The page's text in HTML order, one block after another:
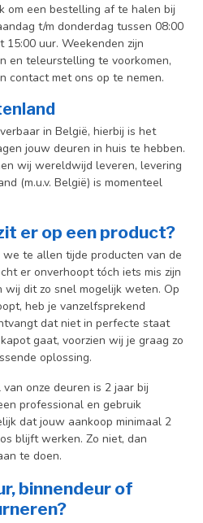
om een bestelling af te halen bij
t/m donderdag tussen 08:00
uur. Weekenden zijn
en teleurstelling te voorkomen,
contact met ons op te nemen.
in België, hierbij is het
jouw deuren in huis te hebben.
wij wereldwijd leveren, levering
(m.u.v. België) is momenteel
er op een product?
te allen tijde producten van de
er onverhoopt tóch iets mis zijn
dit zo snel mogelijk weten. Op
heb je vanzelfsprekend
dat niet in perfecte staat
gaat, voorzien wij je graag zo
oplossing.
onze deuren is 2 jaar bij
professional en gebruik
dat jouw aankoop minimaal 2
blijft werken. Zo niet, dan
te doen.
binnendeur of